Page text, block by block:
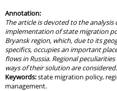
Annotation:
The article is devoted to the
implementation of state migration
Bryansk region, which, due to its
specifics, occupies an important
flows in Russia. Regional
ways of their solution are considered.
Keywords:state migration policy,
management.